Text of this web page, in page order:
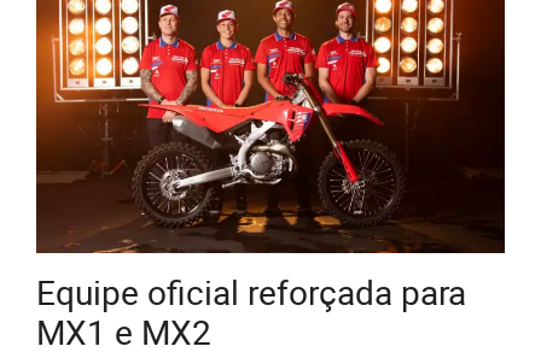
Equipe oficial reforçada para
MX1 e MX2